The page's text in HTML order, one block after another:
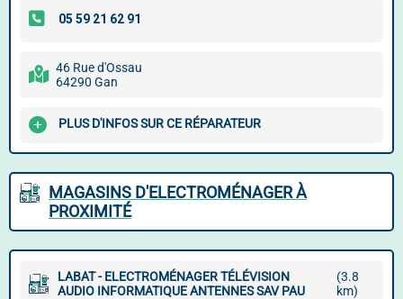
46 Rue d'Ossau
64290 Gan
PLUS D'INFOS SUR CE RÉPARATEUR
MAGASINS D'ELECTROMÉNAGER À
PROXIMITÉ
LABAT - ELECTROMÉNAGER TÉLÉVISION
AUDIO INFORMATIQUE ANTENNES SAV PAU
(3.8
km)